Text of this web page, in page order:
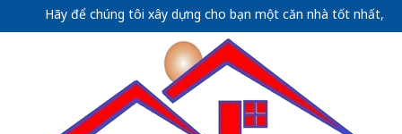
Hãy để chúng tôi xây dựng cho bạn một căn nhà tốt nhất, thể